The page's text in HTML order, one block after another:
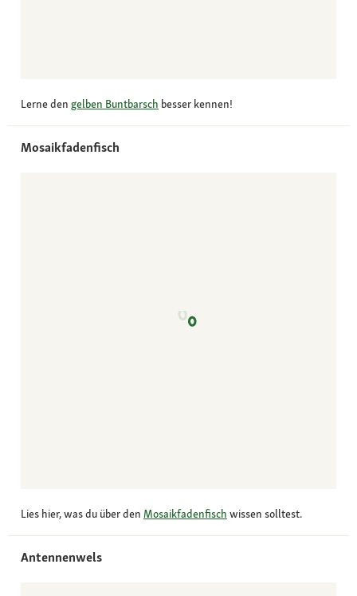
Lerne den gelben Buntbarsch besser kennen!
Mosaikfadenfisch
Lies hier, was du über den Mosaikfadenfisch wissen solltest.
Antennenwels